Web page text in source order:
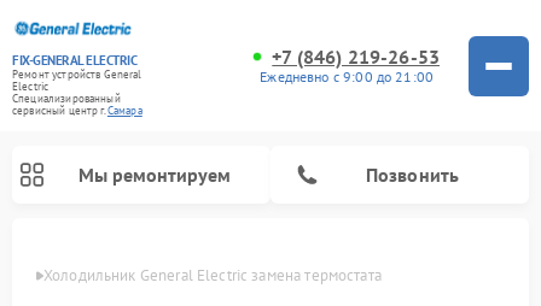
FIX-GENERAL ELECTRIC
Ремонт устройств General
Electric
Специализированный
cервисный центр г.Самара
+7 (846) 219-26-53
Ежедневно с 9:00 до 21:00
Мы ремонтируем Позвонить
Холодильник General Electric замена термостата